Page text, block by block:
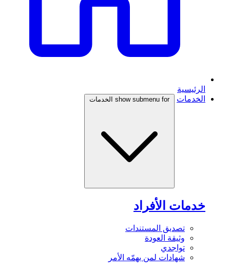
الرئيسية
الخدمات
show submenu for الخدمات
خدمات الأفراد
تصديق المستندات
وثيقة العودة
تواجدي
شهادات لمن يهمّه الأمر